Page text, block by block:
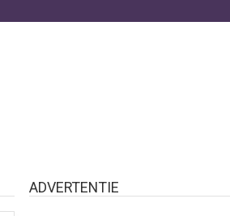
ADVERTENTIE